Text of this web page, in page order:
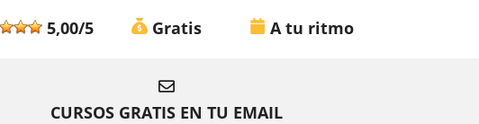
5,00/5 Gratis A tu ritmo
CURSOS GRATIS EN TU EMAIL